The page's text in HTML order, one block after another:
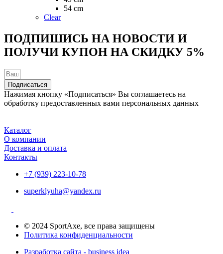
товара.
54 cm
Clear
ПОДПИШИСЬ НА НОВОСТИ И
ПОЛУЧИ КУПОН НА СКИДКУ 5%
Подписаться
Нажимая кнопку «Подписаться» Вы соглашаетесь на
обработку предоставленных вами персональных данных
Каталог
О компании
Доставка и оплата
Контакты
+7 (939) 223-10-78
superklyuha@yandex.ru
© 2024 SportAxe, все права защищены
Политика конфиденциальности
Разработка сайта - business idea